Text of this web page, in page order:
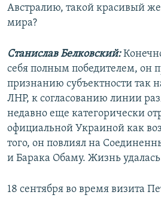
Австралию, такой красивый
мира?
Станислав Белковский:
себя полным победителем, он
признанию субъектности так
ЛНР, к согласованию линии
недавно еще категорически
официальной Украиной как
того, он повлиял на
и Барака Обаму. Жизнь
18 сентября во время визита